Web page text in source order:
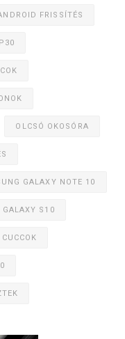
FRISSÍTÉS
OLCSÓ OKOSÓRA
GALAXY NOTE 10
GALAXY S10